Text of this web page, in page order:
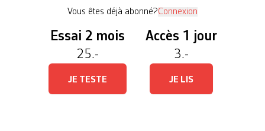
collègue […]
Vous êtes déjà abonné?Connexion
Essai 2 mois
25.-
JE TESTE
Accès 1 jour
3.-
JE LIS